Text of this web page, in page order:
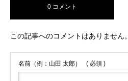
0 コメント
この記事へのコメントはありません。
名前（例：山田 太郎） ( 必須 )